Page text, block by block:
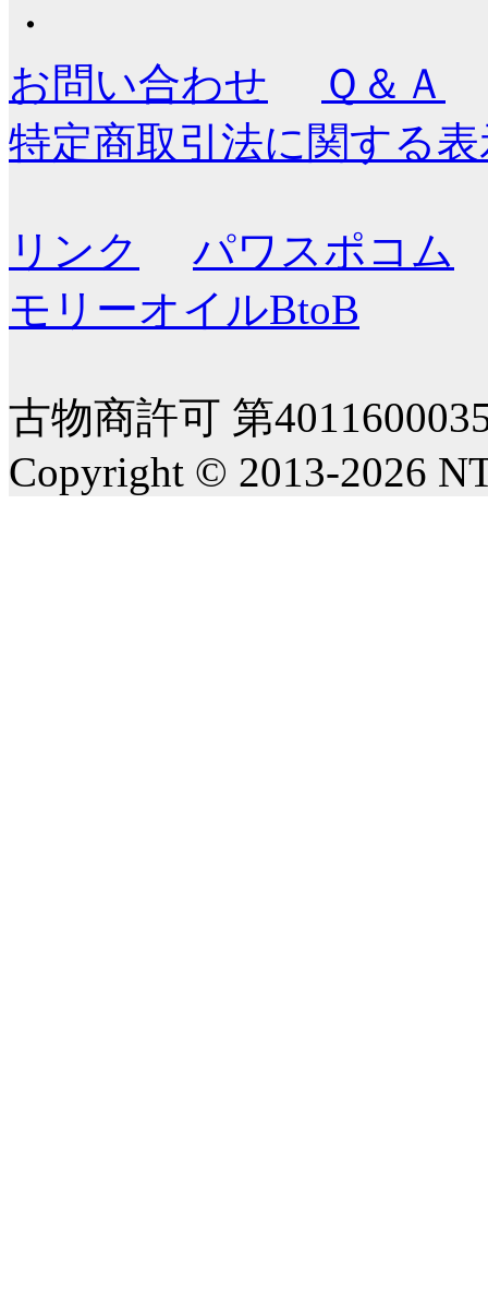
・
お問い合わせ
Ｑ＆Ａ
特定商取引法に関する
リンク
パワスポコム
モリーオイルBtoB
古物商許可 第
Copyright © 2013-2026